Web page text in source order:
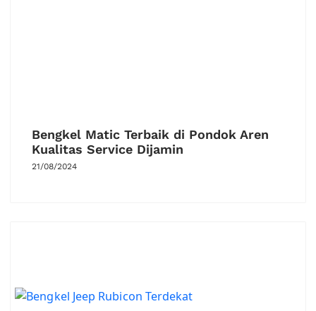
Bengkel Matic Terbaik di Pondok Aren
Kualitas Service Dijamin
21/08/2024